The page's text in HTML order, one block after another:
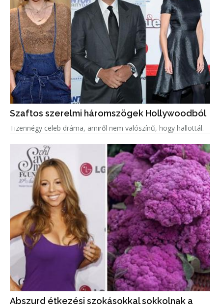
Szaftos szerelmi háromszögek Hollywoodból
Tizennégy celeb dráma, amiről nem valószínű, hogy hallottál.
Abszurd étkezési szokásokkal sokkolnak a